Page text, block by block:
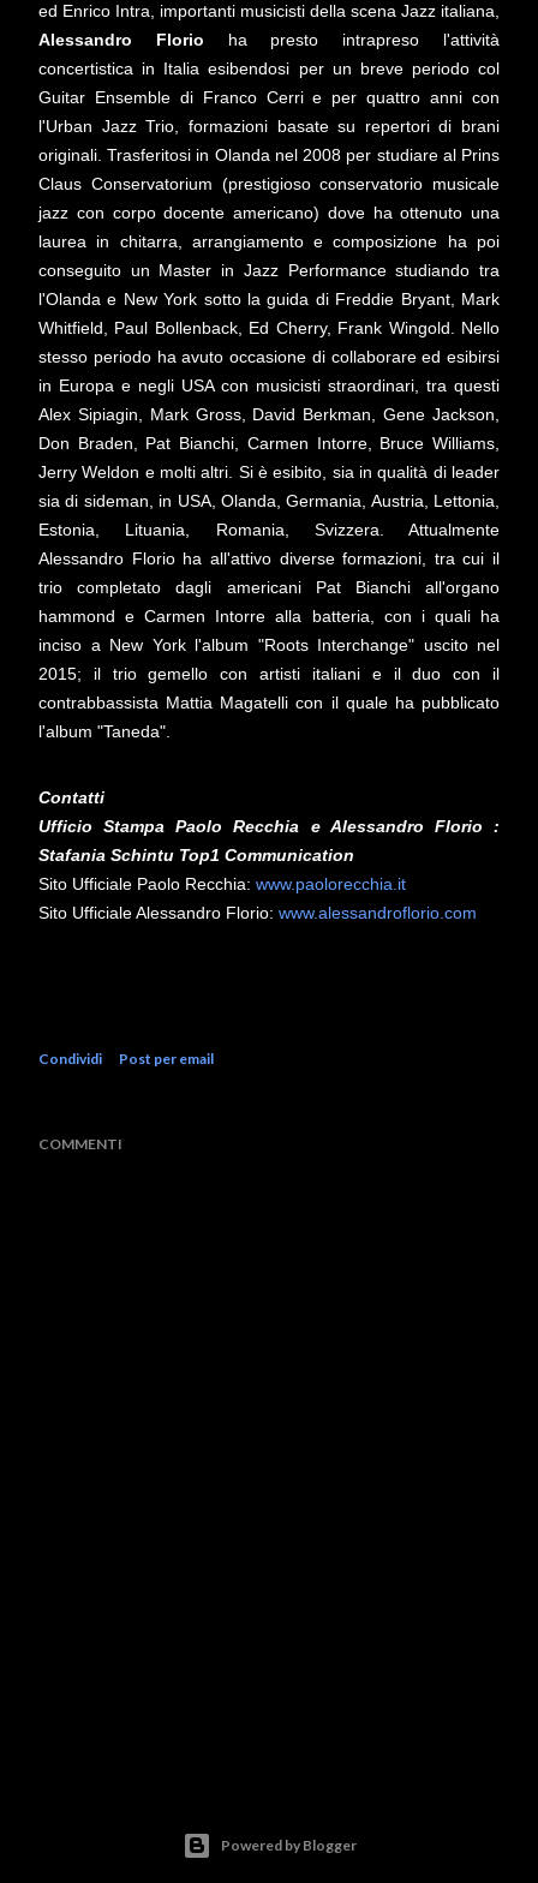
ed Enrico Intra, importanti musicisti della scena Jazz italiana,
Alessandro Florio ha presto intrapreso l'attività
concertistica in Italia esibendosi per un breve periodo col
Guitar Ensemble di Franco Cerri e per quattro anni con
l'Urban Jazz Trio, formazioni basate su repertori di brani
originali. Trasferitosi in Olanda nel 2008 per studiare al Prins
Claus Conservatorium (prestigioso conservatorio musicale
jazz con corpo docente americano) dove ha ottenuto una
laurea in chitarra, arrangiamento e composizione ha poi
conseguito un Master in Jazz Performance studiando tra
l'Olanda e New York sotto la guida di Freddie Bryant, Mark
Whitfield, Paul Bollenback, Ed Cherry, Frank Wingold. Nello
stesso periodo ha avuto occasione di collaborare ed esibirsi
in Europa e negli USA con musicisti straordinari, tra questi
Alex Sipiagin, Mark Gross, David Berkman, Gene Jackson,
Don Braden, Pat Bianchi, Carmen Intorre, Bruce Williams,
Jerry Weldon e molti altri. Si è esibito, sia in qualità di leader
sia di sideman, in USA, Olanda, Germania, Austria, Lettonia,
Estonia, Lituania, Romania, Svizzera. Attualmente
Alessandro Florio ha all'attivo diverse formazioni, tra cui il
trio completato dagli americani Pat Bianchi all'organo
hammond e Carmen Intorre alla batteria, con i quali ha
inciso a New York l'album "Roots Interchange" uscito nel
2015; il trio gemello con artisti italiani e il duo con il
contrabbassista Mattia Magatelli con il quale ha pubblicato
l'album "Taneda".
Contatti
Ufficio Stampa Paolo Recchia e Alessandro Florio :
Stafania Schintu Top1 Communication
Sito Ufficiale Paolo Recchia: www.paolorecchia.it
Sito Ufficiale Alessandro Florio: www.alessandroflorio.com
Condividi Post per email
COMMENTI
Powered by Blogger